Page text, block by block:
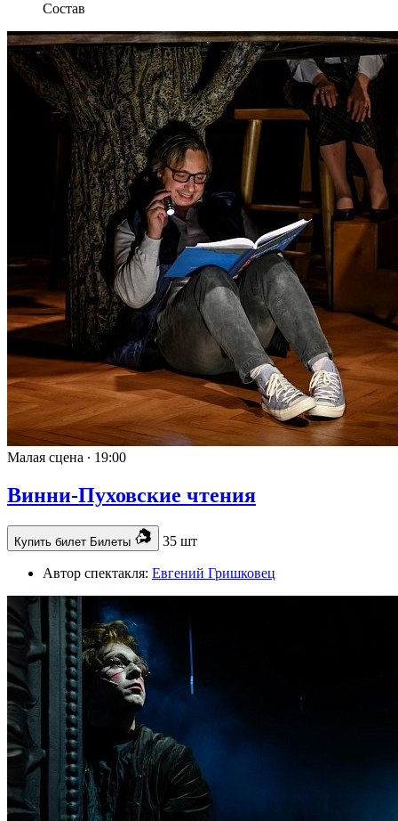
Состав
Малая сцена ∙ 19:00
Винни-Пуховские чтения
Купить билет Билеты 35 шт
Автор спектакля: Евгений Гришковец